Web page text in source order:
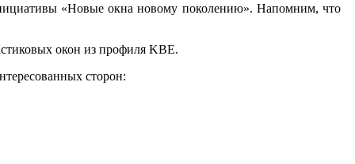
«Но­вые ок­на но­вому по­коле­нию». На­пом­ним, что
окон из про­филя KBE.
сто­рон: